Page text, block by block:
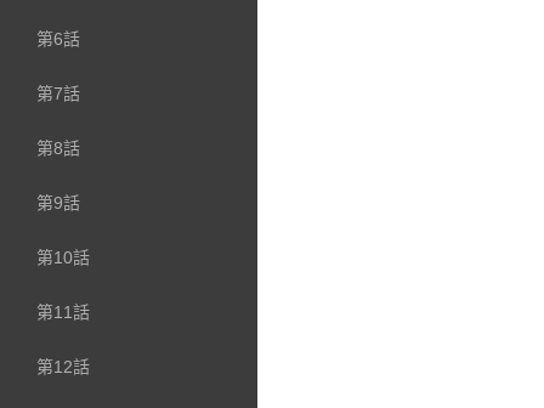
第6話
第7話
第8話
第9話
第10話
第11話
第12話